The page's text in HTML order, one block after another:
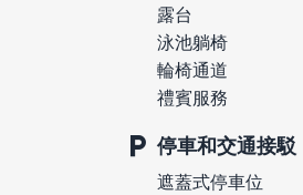
露台
泳池躺椅
輪椅通道
禮賓服務
停車和交通接駁
遮蓋式停車位